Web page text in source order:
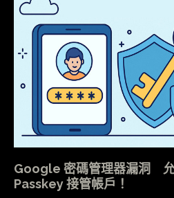
Google 密碼管理器漏洞
Passkey 接管帳戶！